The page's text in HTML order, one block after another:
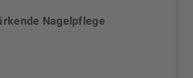
Nagelpflege